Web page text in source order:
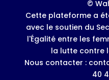
©
Cette plateforme a
avec le soutien du
l'Égalité entre les
la lutte contre
Nous contacter :
40